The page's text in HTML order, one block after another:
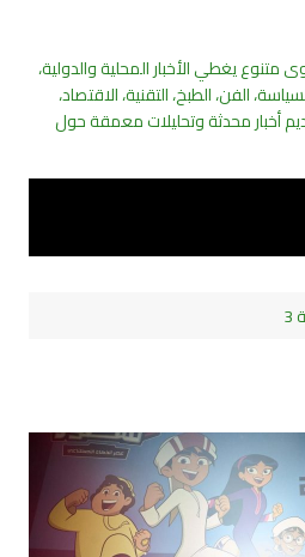
يغطي الأخبار المحلية والدولية،
الفن، الطبخ، التقنية، الاقتصاد،
أخبار محدثة وتحليلات معمقة حول